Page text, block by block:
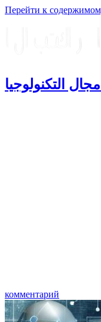
Перейти к
الابتكار
التكنولوجيا
комментарий